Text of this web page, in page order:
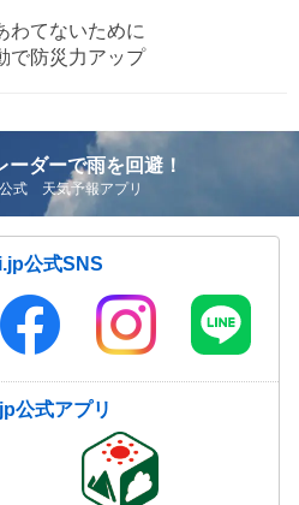
わてないために
で防災力アップ
ーダーで雨を回避！
式 天気予報アプリ
公式SNS
公式アプリ